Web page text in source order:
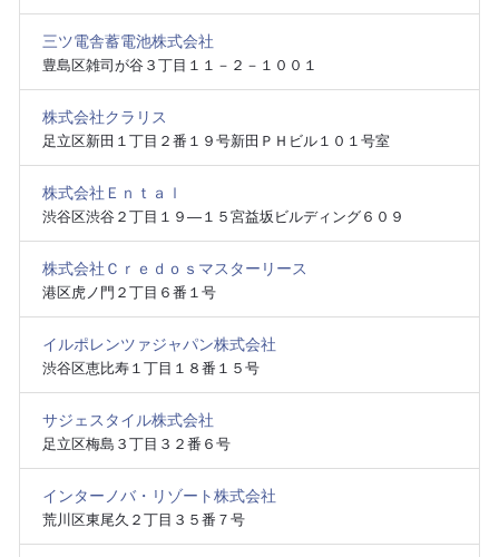
三ツ電舎蓄電池株式会社
豊島区雑司が谷３丁目１１－２－１００１
株式会社クラリス
足立区新田１丁目２番１９号新田ＰＨビル１０１号室
株式会社Ｅｎｔａｌ
渋谷区渋谷２丁目１９―１５宮益坂ビルディング６０９
株式会社Ｃｒｅｄｏｓマスターリース
港区虎ノ門２丁目６番１号
イルポレンツァジャパン株式会社
渋谷区恵比寿１丁目１８番１５号
サジェスタイル株式会社
足立区梅島３丁目３２番６号
インターノバ・リゾート株式会社
荒川区東尾久２丁目３５番７号